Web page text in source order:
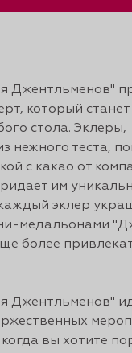
Джентльменов"
который
стола. Эклеры,
нежного теста,
с какао от
им
эклер
медальонами
более
Джентльменов"
вы хотите